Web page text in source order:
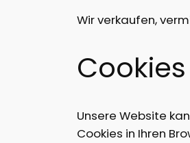
Wir verkaufen,
Cookies
Unsere Website
Cookies in Ihren